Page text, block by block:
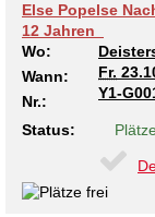
Else Popelse
12 Jahren
Wo:
Wann:
Fr.
Nr.:
Y1-
Status: